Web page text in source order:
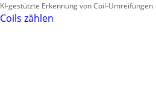
KI-gestützte Erkennung von Coil-Umreifungen
Coils zählen